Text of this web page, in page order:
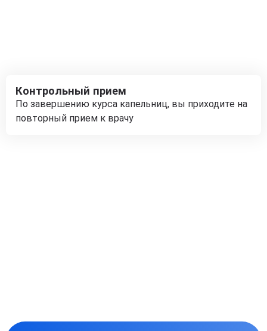
Контрольный прием
По завершению курса капельниц, вы приходите на
повторный прием к врачу